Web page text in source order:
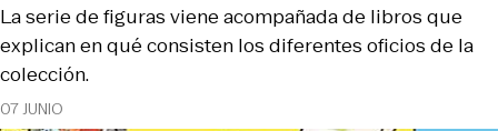
07 JUNIO
La serie de figuras viene acompañada de libros que
explican en qué consisten los diferentes oficios de la
colección.